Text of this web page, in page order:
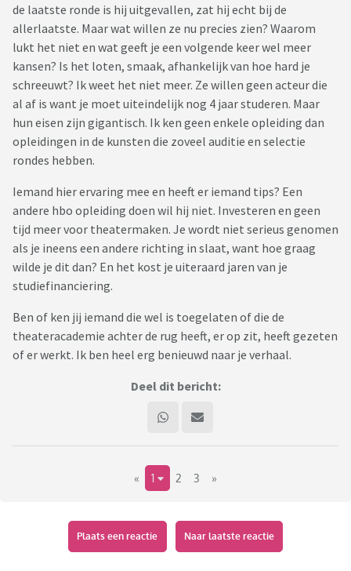
de laatste ronde is hij uitgevallen, zat hij echt bij de
allerlaatste. Maar wat willen ze nu precies zien? Waarom
lukt het niet en wat geeft je een volgende keer wel meer
kansen? Is het loten, smaak, afhankelijk van hoe hard je
schreeuwt? Ik weet het niet meer. Ze willen geen acteur die
al af is want je moet uiteindelijk nog 4 jaar studeren. Maar
hun eisen zijn gigantisch. Ik ken geen enkele opleiding dan
opleidingen in de kunsten die zoveel auditie en selectie
rondes hebben.
Iemand hier ervaring mee en heeft er iemand tips? Een
andere hbo opleiding doen wil hij niet. Investeren en geen
tijd meer voor theatermaken. Je wordt niet serieus genomen
als je ineens een andere richting in slaat, want hoe graag
wilde je dit dan? En het kost je uiteraard jaren van je
studiefinanciering.
Ben of ken jij iemand die wel is toegelaten of die de
theateracademie achter de rug heeft, er op zit, heeft gezeten
of er werkt. Ik ben heel erg benieuwd naar je verhaal.
Deel dit bericht:
« 1 2 3 »
Plaats een reactie Naar laatste reactie